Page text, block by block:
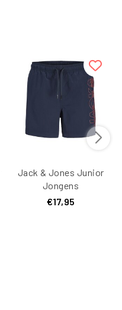
Jack & Jones Junior
Jongens
Zwemshort
€17,95